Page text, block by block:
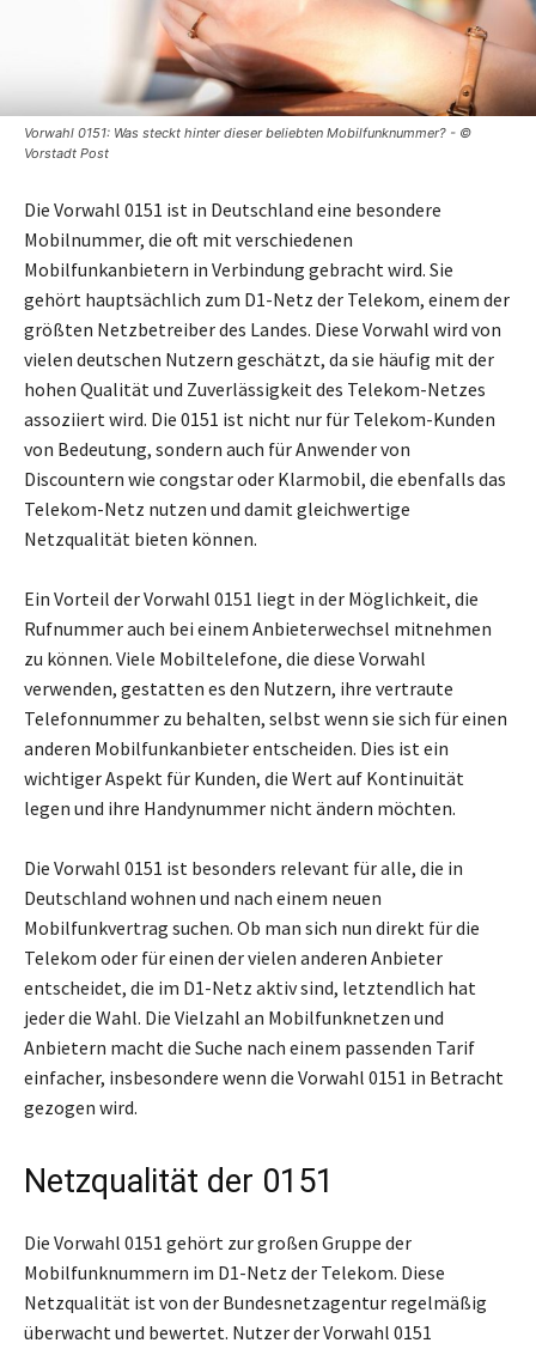
Vorwahl 0151: Was steckt hinter dieser beliebten Mobilfunknummer? - ©
Vorstadt Post
Die Vorwahl 0151 ist in Deutschland eine besondere
Mobilnummer, die oft mit verschiedenen
Mobilfunkanbietern in Verbindung gebracht wird. Sie
gehört hauptsächlich zum D1-Netz der Telekom, einem der
größten Netzbetreiber des Landes. Diese Vorwahl wird von
vielen deutschen Nutzern geschätzt, da sie häufig mit der
hohen Qualität und Zuverlässigkeit des Telekom-Netzes
assoziiert wird. Die 0151 ist nicht nur für Telekom-Kunden
von Bedeutung, sondern auch für Anwender von
Discountern wie congstar oder Klarmobil, die ebenfalls das
Telekom-Netz nutzen und damit gleichwertige
Netzqualität bieten können.
Ein Vorteil der Vorwahl 0151 liegt in der Möglichkeit, die
Rufnummer auch bei einem Anbieterwechsel mitnehmen
zu können. Viele Mobiltelefone, die diese Vorwahl
verwenden, gestatten es den Nutzern, ihre vertraute
Telefonnummer zu behalten, selbst wenn sie sich für einen
anderen Mobilfunkanbieter entscheiden. Dies ist ein
wichtiger Aspekt für Kunden, die Wert auf Kontinuität
legen und ihre Handynummer nicht ändern möchten.
Die Vorwahl 0151 ist besonders relevant für alle, die in
Deutschland wohnen und nach einem neuen
Mobilfunkvertrag suchen. Ob man sich nun direkt für die
Telekom oder für einen der vielen anderen Anbieter
entscheidet, die im D1-Netz aktiv sind, letztendlich hat
jeder die Wahl. Die Vielzahl an Mobilfunknetzen und
Anbietern macht die Suche nach einem passenden Tarif
einfacher, insbesondere wenn die Vorwahl 0151 in Betracht
gezogen wird.
Netzqualität der 0151
Die Vorwahl 0151 gehört zur großen Gruppe der
Mobilfunknummern im D1-Netz der Telekom. Diese
Netzqualität ist von der Bundesnetzagentur regelmäßig
überwacht und bewertet. Nutzer der Vorwahl 0151